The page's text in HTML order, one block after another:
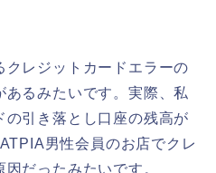
クレジットカードエラーの
あるみたいです。実際、私
の引き落とし口座の残高が
男性会員のお店でクレ
だったみたいです。